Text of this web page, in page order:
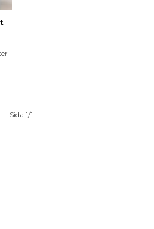
Sida 1/1